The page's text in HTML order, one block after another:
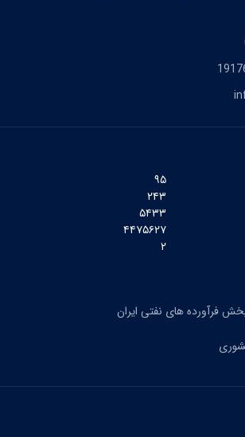
۹۵
۲۴۳
۵۴۳۳
۴۴۷۵۶۲۷
۲
فرآورده های نفتی ایران